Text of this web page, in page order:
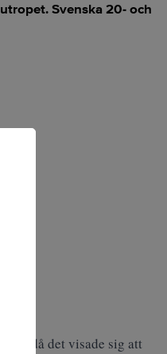
Svenska 20- och
då det visade sig att